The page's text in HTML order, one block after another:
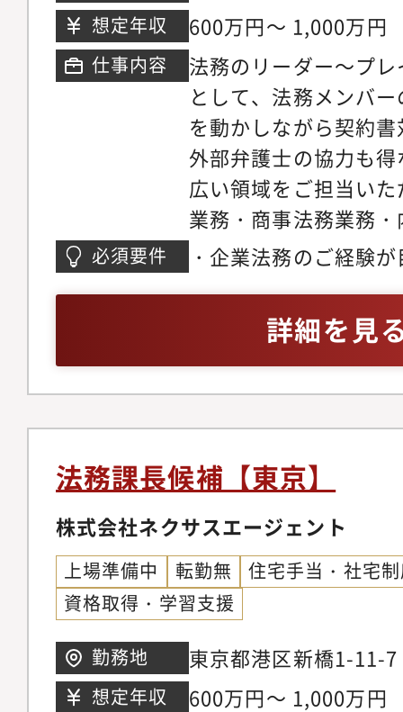
しております。 ■組
在 ▼部署 事業支援部
▼メンバー構成 事業
役）：1名・総務課マ
バー：2名派遣社員：
ンバー：1名派遣社員
ビル 22F
想定年収 600万円～ 1,000万円
仕事内容
法務のリーダー～プ
として、法務メンバ
を動かしながら契約
外部弁護士の協力も
広い領域をご担当い
業務・商事法務業務
アンス推進・知財の
【配属組織】法務総
代1名 20代3名【同
りに『資産運用 × テ
を解決する事業を推
開発しております。
用を活性化させる
界の根深い課題の解
特化型営業支援SaaS
新しい仕組みの不動
グ など
必須要件
・企業法務のご経験
事業推進のような経
詳細を見
法務課長候補【東京】
株式会社ネクサスエージェント
上場準備中 転勤無
住宅手当・社宅
資格取得・学習支援
勤務地
東京都港区新橋1-11-
3F
想定年収 600万円～ 1,000万円